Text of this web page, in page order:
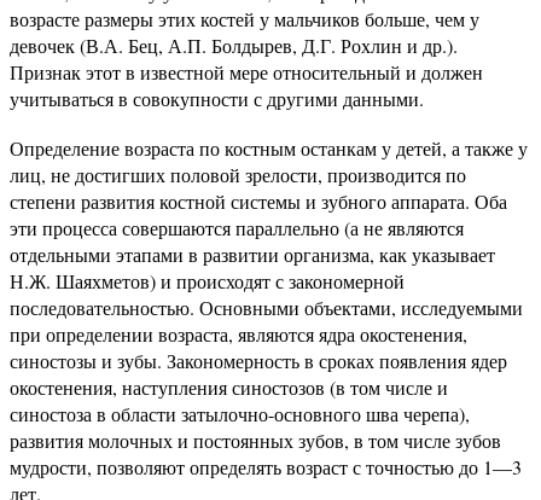
возрасте размеры этих костей у мальчиков больше, чем у
девочек (В.А. Бец, А.П. Болдырев, Д.Г. Рохлин и др.).
Признак этот в известной мере относительный и должен
учитываться в совокупности с другими данными.
Определение возраста по костным останкам у детей, а также у
лиц, не достигших половой зрелости, производится по
степени развития костной системы и зубного аппарата. Оба
эти процесса совершаются параллельно (а не являются
отдельными этапами в развитии организма, как указывает
Н.Ж. Шаяхметов) и происходят с закономерной
последовательностью. Основными объектами, исследуемыми
при определении возраста, являются ядра окостенения,
синостозы и зубы. Закономерность в сроках появления ядер
окостенения, наступления синостозов (в том числе и
синостоза в области затылочно-основного шва черепа),
развития молочных и постоянных зубов, в том числе зубов
мудрости, позволяют определять возраст с точностью до 1—3
лет.